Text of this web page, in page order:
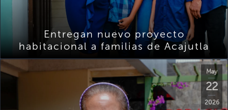
Entregan nuevo proyecto
habitacional a familias de Acajutla
May
22
2026